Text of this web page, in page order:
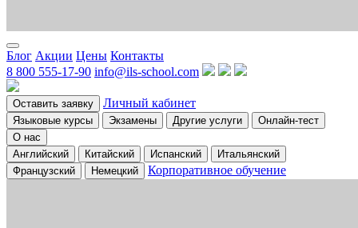
Блог Акции Цены Контакты
8 800 555-17-90 info@ils-school.com
Оставить заявку Личный кабинет
Языковые курсы Экзамены Другие услуги
Онлайн-тест
О нас
Английский
Китайский Испанский
Итальянский
Французский
Немецкий Корпоративное обучение